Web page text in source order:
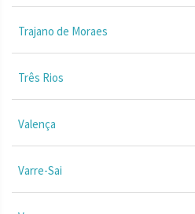
Trajano de Moraes
Três Rios
Valença
Varre-Sai